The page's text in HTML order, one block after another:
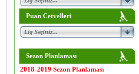
Puan Cetvelleri
Sezon Planlaması
2018-2019 Sezon Planlaması